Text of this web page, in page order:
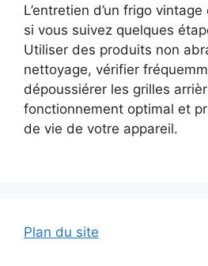
L’entretien d’un frigo
si vous suivez quelques
Utiliser des produits non
nettoyage, vérifier
dépoussiérer les grilles
fonctionnement optimal et
de vie de votre appareil.
Plan du site